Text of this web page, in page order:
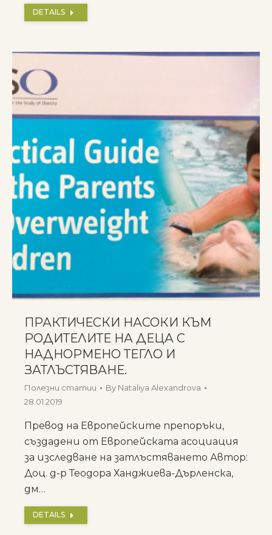
DETAILS
ПРАКТИЧЕСКИ НАСОКИ КЪМ
РОДИТЕЛИТЕ НА ДЕЦА С
НАДНОРМЕНО ТЕГЛО И
ЗАТЛЪСТЯВАНЕ.
Полезни статии By Nataliya Alexandrova
28.01.2019
Превод на Европейските препоръки,
създадени от Европейската асоциация
за изследване на затлъстяването Автор:
Доц. д-р Теодора Ханджиева-Дърленска,
дм…
DETAILS